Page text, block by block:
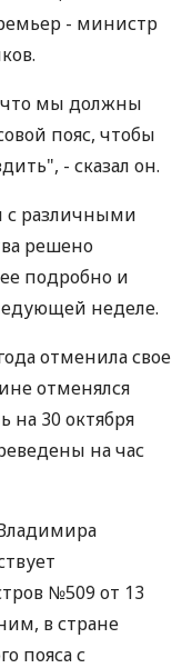
- министр
что мы должны
пояс, чтобы
- сказал он.
с различными
решено
подробно и
неделе.
отменила свое
отменялся
на 30 октября
на час
№509 от 13
в стране
пояса с